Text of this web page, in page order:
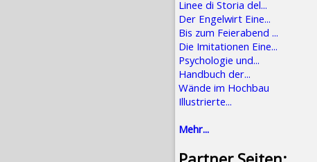
Linee di Storia del...
Der Engelwirt Eine...
Bis zum Feierabend ...
Die Imitationen Eine...
Psychologie und...
Handbuch der...
Wände im Hochbau
Illustrierte...
Mehr...